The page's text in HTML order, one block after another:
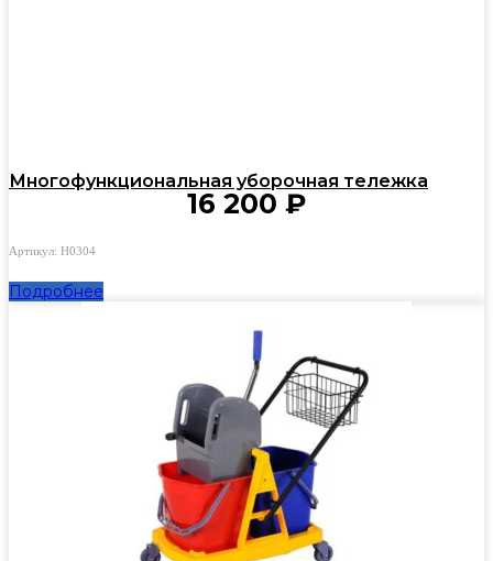
Многофункциональная уборочная тележка
16 200 ₽
Артикул: H0304
Подробнее